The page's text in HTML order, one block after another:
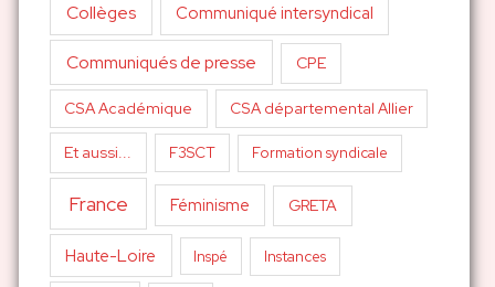
Collèges Communiqué intersyndical
Communiqués de presse CPE
CSA Académique CSA départemental Allier
Et aussi... F3SCT Formation syndicale
France Féminisme GRETA
Haute-Loire Inspé Instances